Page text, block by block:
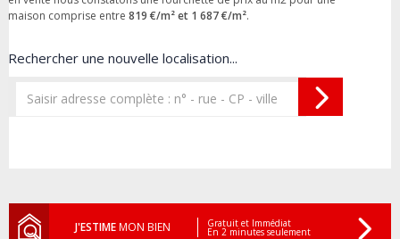
maison comprise entre 819 €/m² et 1 687 €/m².
Rechercher une nouvelle localisation...
J'ESTIMEMON BIEN Gratuit et Immédiat
En 2 minutes seulement